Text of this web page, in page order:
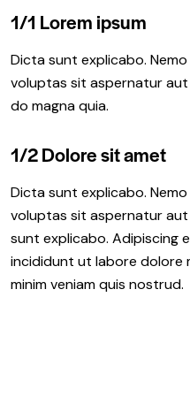
1/1 Lorem ipsum
Dicta sunt explicabo.
voluptas sit aspernatur
do magna quia.
1/2 Dolore sit amet
Dicta sunt explicabo.
voluptas sit aspernatur
sunt explicabo. Adipiscing
incididunt ut labore dolore
minim veniam quis nostrud.